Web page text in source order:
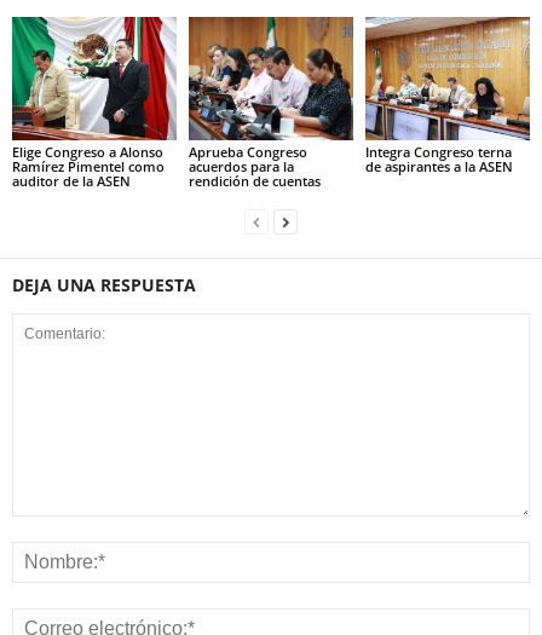
Elige Congreso a Alonso
Ramírez Pimentel como
auditor de la ASEN
Aprueba Congreso
acuerdos para la
rendición de cuentas
Integra Congreso terna
de aspirantes a la ASEN
DEJA UNA RESPUESTA